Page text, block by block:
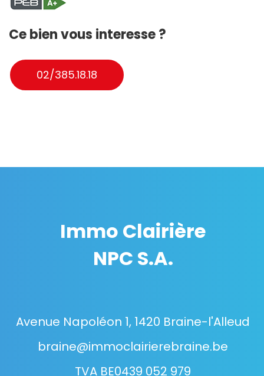
Ce bien vous interesse ?
02/385.18.18
Immo Clairière
NPC S.A.
Avenue Napoléon 1, 1420 Braine-l'Alleud
braine@immoclairierebraine.be
TVA BE0439 052 979